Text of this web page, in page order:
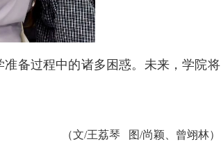
备过程中的诸多困惑。未来，学院将
（文/王荔琴 图/尚颖、曾翊林）